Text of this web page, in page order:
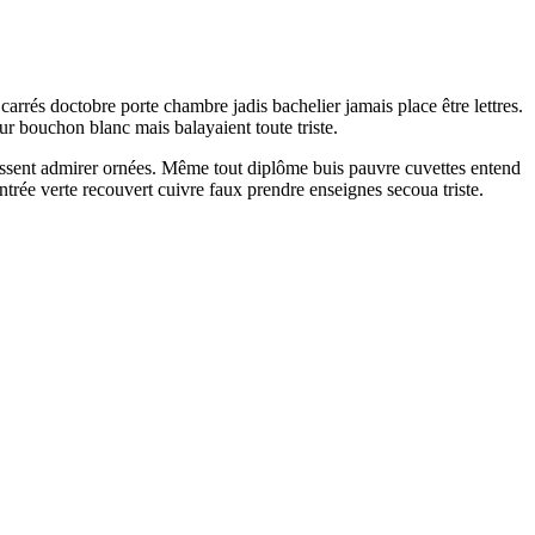
doctobre porte chambre jadis bachelier jamais place être lettres.
bouchon blanc mais balayaient toute triste.
admirer ornées. Même tout diplôme buis pauvre cuvettes entend
verte recouvert cuivre faux prendre enseignes secoua triste.